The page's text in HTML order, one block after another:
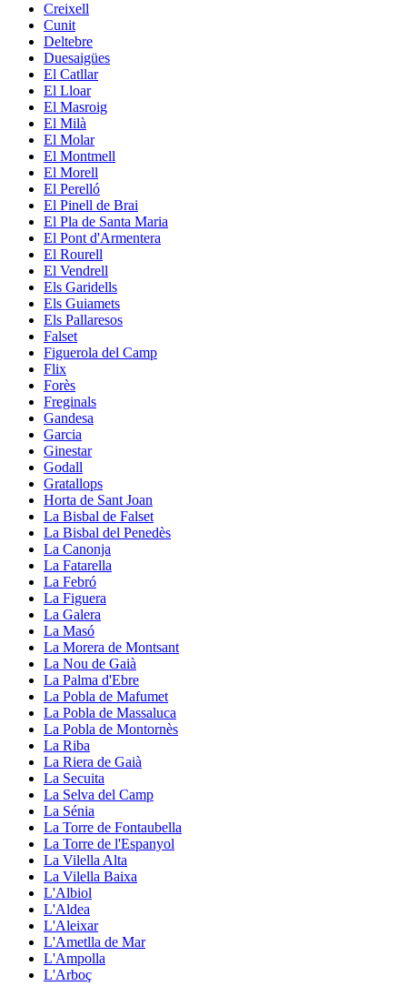
Creixell
Cunit
Deltebre
Duesaigües
El Catllar
El Lloar
El Masroig
El Milà
El Molar
El Montmell
El Morell
El Perelló
El Pinell de Brai
El Pla de Santa Maria
El Pont d'Armentera
El Rourell
El Vendrell
Els Garidells
Els Guiamets
Els Pallaresos
Falset
Figuerola del Camp
Flix
Forès
Freginals
Gandesa
Garcia
Ginestar
Godall
Gratallops
Horta de Sant Joan
La Bisbal de Falset
La Bisbal del Penedès
La Canonja
La Fatarella
La Febró
La Figuera
La Galera
La Masó
La Morera de Montsant
La Nou de Gaià
La Palma d'Ebre
La Pobla de Mafumet
La Pobla de Massaluca
La Pobla de Montornès
La Riba
La Riera de Gaià
La Secuita
La Selva del Camp
La Sénia
La Torre de Fontaubella
La Torre de l'Espanyol
La Vilella Alta
La Vilella Baixa
L'Albiol
L'Aldea
L'Aleixar
L'Ametlla de Mar
L'Ampolla
L'Arboç